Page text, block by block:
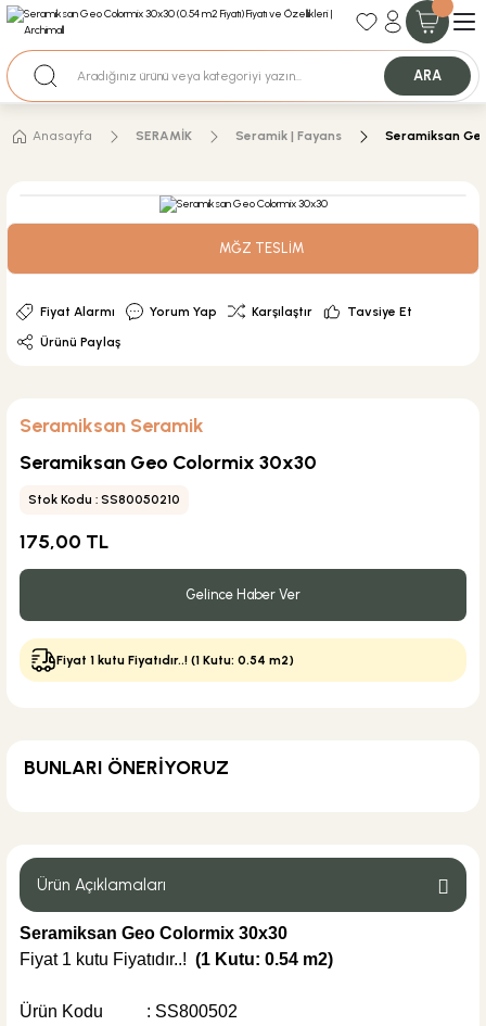
35+ Yıllık Tecrübe
Nakit Ödemeli Özel Fiyatlar için Bizden Teklif Alabilirsiniz.
ARA
Anasayfa SERAMİK Seramik | Fayans Seramiksan
MĞZ TESLİM
Fiyat Alarmı Yorum Yap Karşılaştır
Tavsiye Et
Ürünü Paylaş
Seramiksan Seramik
Seramiksan Geo Colormix 30x30
Stok Kodu : SS80050210
175,00 TL
Gelince Haber Ver
Fiyat 1 kutu Fiyatıdır..! (1 Kutu: 0.54 m2)
BUNLARI ÖNERİYORUZ
Ürün Açıklamaları
Seramiksan Geo Colormix 30x30
Fiyat 1 kutu Fiyatıdır..! (1 Kutu: 0.54 m2)
Ürün Kodu
: SS800502